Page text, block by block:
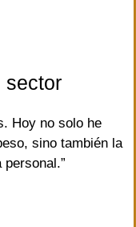
sector
Hoy no solo he
sino también la